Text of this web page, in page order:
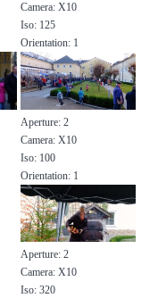
Camera: X10
Iso: 125
Orientation: 1
Aperture: 2
Camera: X10
Iso: 100
Orientation: 1
Aperture: 2
Camera: X10
Iso: 320